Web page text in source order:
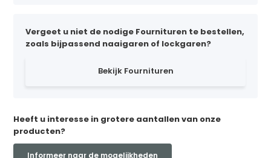
Vergeet u niet de nodige Fournituren te bestellen,
zoals bijpassend naaigaren of lockgaren?
Bekijk Fournituren
Heeft u interesse in grotere aantallen van onze
producten?
Informeer naar de mogelijkheden